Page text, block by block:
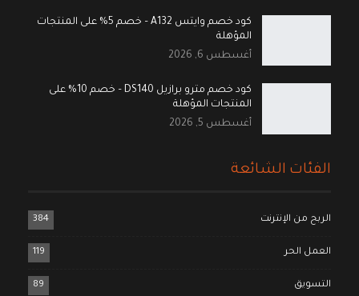
كود خصم وايتس A132 – خصم 5% على المنتجات
المؤهلة
أغسطس 6, 2026
كود خصم مترو برازيل DS140 – خصم 10% على
المنتجات المؤهلة
أغسطس 5, 2026
الفئات الشائعة
الربح من الإنترنت 384
العمل الحر 119
التسويق 89